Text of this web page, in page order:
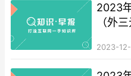
2023
（外
2023-